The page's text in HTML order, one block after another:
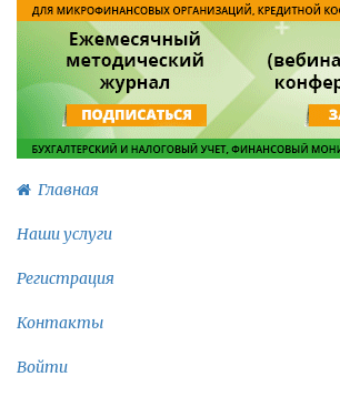
Главная
Наши услуги
Регистрация
Контакты
Войти